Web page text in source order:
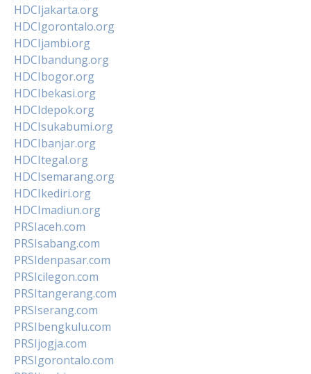
HDCIjakarta.org
HDCIgorontalo.org
HDCIjambi.org
HDCIbandung.org
HDCIbogor.org
HDCIbekasi.org
HDCIdepok.org
HDCIsukabumi.org
HDCIbanjar.org
HDCItegal.org
HDCIsemarang.org
HDCIkediri.org
HDCImadiun.org
PRSIaceh.com
PRSIsabang.com
PRSIdenpasar.com
PRSIcilegon.com
PRSItangerang.com
PRSIserang.com
PRSIbengkulu.com
PRSIjogja.com
PRSIgorontalo.com